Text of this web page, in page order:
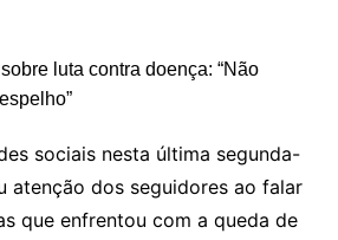
sociais nesta última segunda-
atenção dos seguidores ao falar
que enfrentou com a queda de